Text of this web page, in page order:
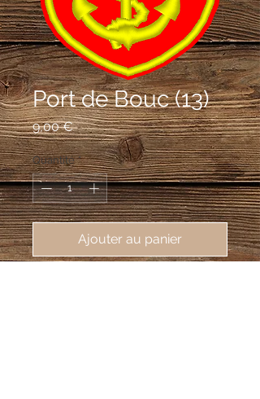
Port de Bouc (13)
9,00 €Prix
Quantité *
Ajouter au panier